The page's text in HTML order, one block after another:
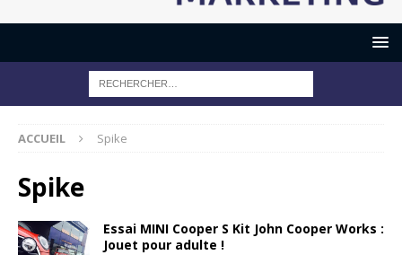
ACCUEIL Spike
Spike
Essai MINI Cooper S Kit John Cooper Works :
Jouet pour adulte !